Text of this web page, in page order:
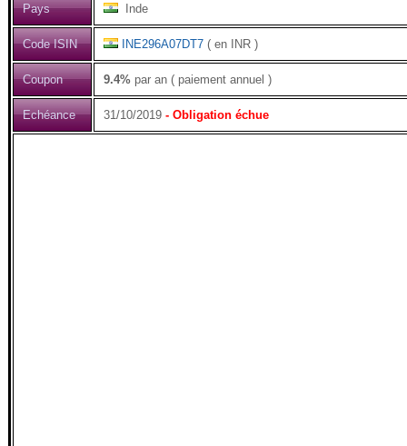
Pays Inde
Code ISIN INE296A07DT7 ( en INR )
Coupon 9.4% par an ( paiement annuel )
Echéance 31/10/2019 - Obligation échue